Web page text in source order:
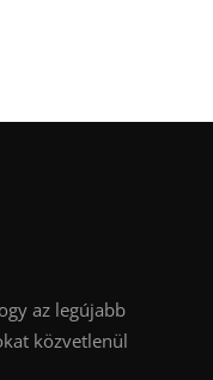
az legújabb
közvetlenül